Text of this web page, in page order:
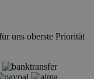
uns oberste Priorität